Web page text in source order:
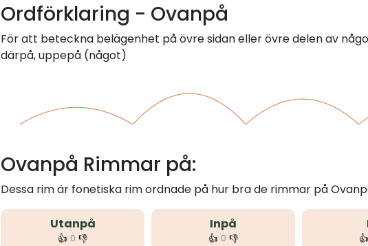
Ordförklaring - Ovanpå
För att beteckna belägenhet på övre sidan eller övre delen av
därpå, uppepå (något)
Ovanpå Rimmar på:
Dessa rim är fonetiska rim ordnade på hur bra de rimmar på
Utanpå
👍 0 👎
Inpå
👍 0 👎 👍